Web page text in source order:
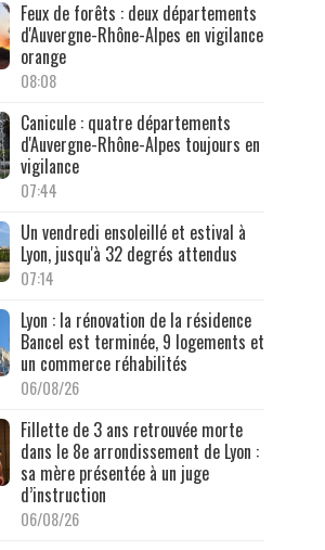
Feux de forêts : deux départements
d'Auvergne-Rhône-Alpes en vigilance
orange
08:08
Canicule : quatre départements
d'Auvergne-Rhône-Alpes toujours en
vigilance
07:44
Un vendredi ensoleillé et estival à
Lyon, jusqu'à 32 degrés attendus
07:14
Lyon : la rénovation de la résidence
Bancel est terminée, 9 logements et
un commerce réhabilités
06/08/26
Fillette de 3 ans retrouvée morte
dans le 8e arrondissement de Lyon :
sa mère présentée à un juge
d’instruction
06/08/26